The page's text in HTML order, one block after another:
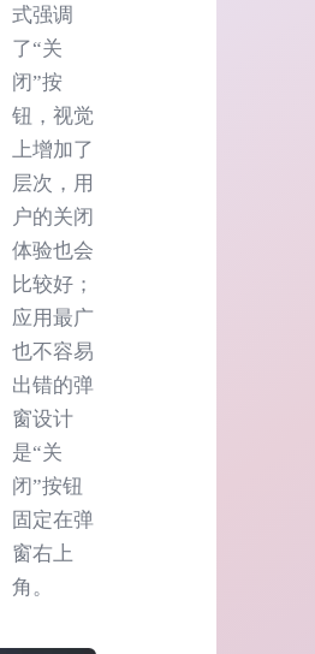
式强调
了“关
闭”按
钮，视觉
上增加了
层次，用
户的关闭
体验也会
比较好；
应用最广
也不容易
出错的弹
窗设计
是“关
闭”按钮
固定在弹
窗右上
角。